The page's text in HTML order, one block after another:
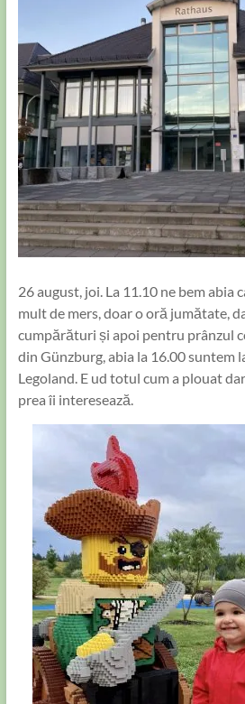
26 august, joi. La 11.10 ne bem abia
mult de mers, doar o oră jumătate,
cumpărături și apoi pentru prânzul
din Günzburg, abia la 16.00 suntem
Legoland. E ud totul cum a plouat
prea îi interesează.